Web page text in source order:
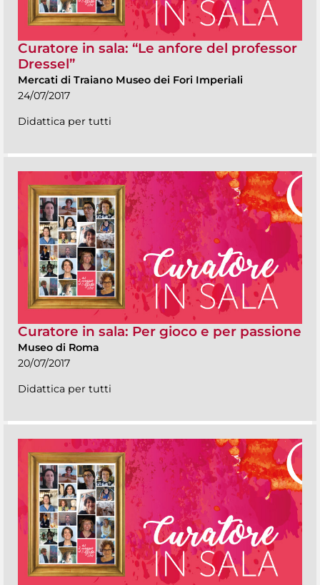
Curatore in sala: “Le anfore del professor
Dressel”
Mercati di Traiano Museo dei Fori Imperiali
24/07/2017
Didattica per tutti
Curatore in sala: Per gioco e per passione
Museo di Roma
20/07/2017
Didattica per tutti